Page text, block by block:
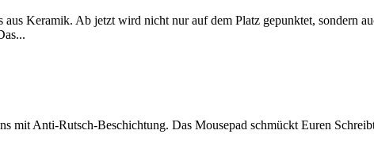
Keramik. Ab jetzt wird nicht nur auf dem Platz gepunktet, sondern
mit Anti-Rutsch-Beschichtung. Das Mousepad schmückt Euren